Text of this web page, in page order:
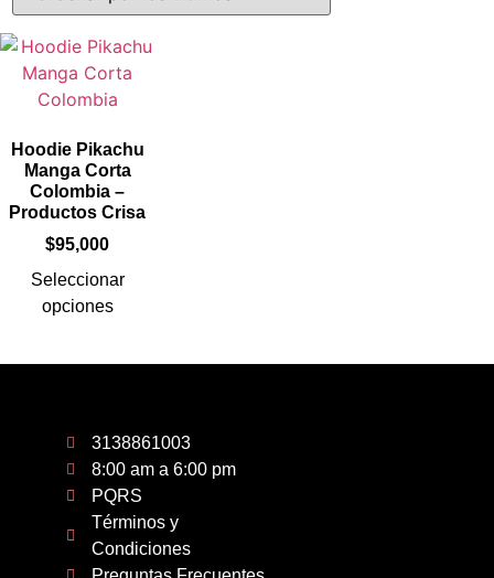
Hoodie Pikachu
Manga Corta
Colombia –
Productos Crisa
$95,000
Seleccionar
opciones
3138861003
8:00 am a 6:00 pm
PQRS
Términos y
Condiciones